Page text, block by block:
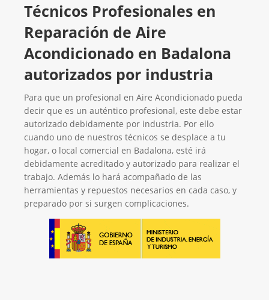
Técnicos Profesionales en
Reparación de Aire
Acondicionado en Badalona
autorizados por industria
Para que un profesional en Aire Acondicionado pueda
decir que es un auténtico profesional, este debe estar
autorizado debidamente por industria. Por ello
cuando uno de nuestros técnicos se desplace a tu
hogar, o local comercial en Badalona, esté irá
debidamente acreditado y autorizado para realizar el
trabajo. Además lo hará acompañado de las
herramientas y repuestos necesarios en cada caso, y
preparado por si surgen complicaciones.